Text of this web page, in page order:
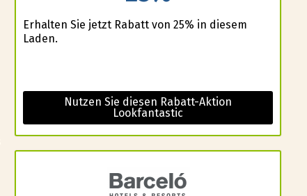
Erhalten Sie jetzt Rabatt von 25% in diesem
Laden.
Nutzen Sie diesen Rabatt-Aktion
Lookfantastic